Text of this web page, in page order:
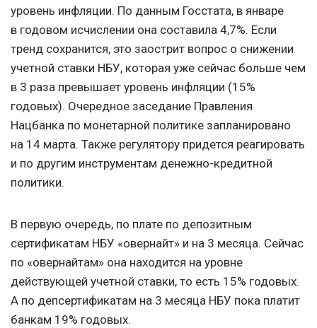
уровень инфляции. По данным Госстата, в январе
в годовом исчислении она составила 4,7%. Если
тренд сохранится, это заострит вопрос о снижении
учетной ставки НБУ, которая уже сейчас больше чем
в 3 раза превышает уровень инфляции (15%
годовых). Очередное заседание Правления
Нацбанка по монетарной политике запланировано
на 14 марта. Также регулятору придется реагировать
и по другим инструментам денежно-кредитной
политики.
В первую очередь, по плате по депозитным
сертификатам НБУ «овернайт» и на 3 месяца. Сейчас
по «овернайтам» она находится на уровне
действующей учетной ставки, то есть 15% годовых.
А по депсертификатам на 3 месяца НБУ пока платит
банкам 19% годовых.